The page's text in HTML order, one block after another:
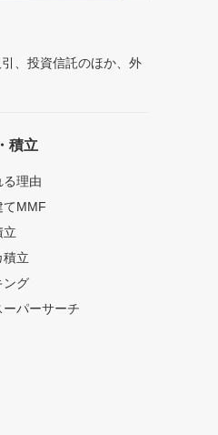
、投資信託のほか、外
積立
る理由
てMMF
立
積立
ング
ーパーサーチ